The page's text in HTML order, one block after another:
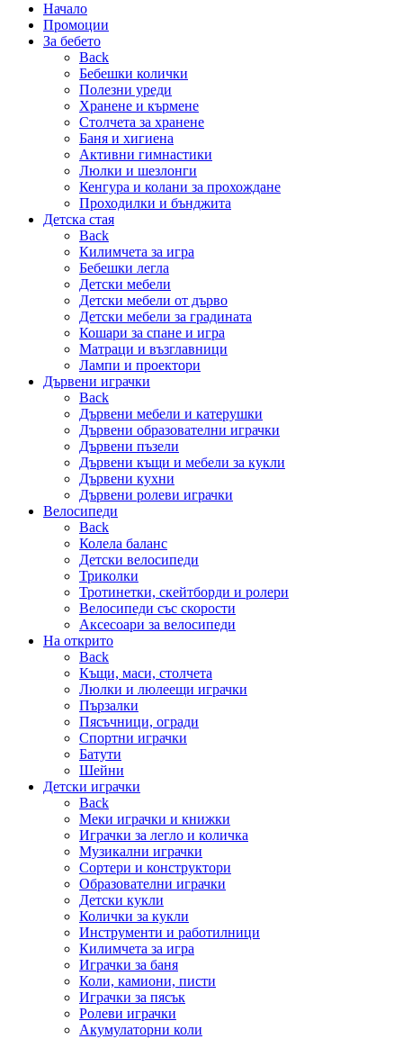
Начало
Промоции
За бебето
Back
Бебешки колички
Полезни уреди
Хранене и кърмене
Столчета за хранене
Баня и хигиена
Активни гимнастики
Люлки и шезлонги
Кенгура и колани за прохождане
Проходилки и бънджита
Детска стая
Back
Килимчета за игра
Бебешки легла
Детски мебели
Детски мебели от дърво
Детски мебели за градината
Кошари за спане и игра
Матраци и възглавници
Лампи и проектори
Дървени играчки
Back
Дървени мебели и катерушки
Дървени образователни играчки
Дървени пъзели
Дървени къщи и мебели за кукли
Дървени кухни
Дървени ролеви играчки
Велосипеди
Back
Колела баланс
Детски велосипеди
Триколки
Тротинетки, скейтборди и ролери
Велосипеди със скорости
Аксесоари за велосипеди
На открито
Back
Къщи, маси, столчета
Люлки и люлеещи играчки
Пързалки
Пясъчници, огради
Спортни играчки
Батути
Шейни
Детски играчки
Back
Меки играчки и книжки
Играчки за легло и количка
Музикални играчки
Сортери и конструктори
Образователни играчки
Детски кукли
Колички за кукли
Инструменти и работилници
Килимчета за игра
Играчки за баня
Коли, камиони, писти
Играчки за пясък
Ролеви играчки
Акумулаторни коли